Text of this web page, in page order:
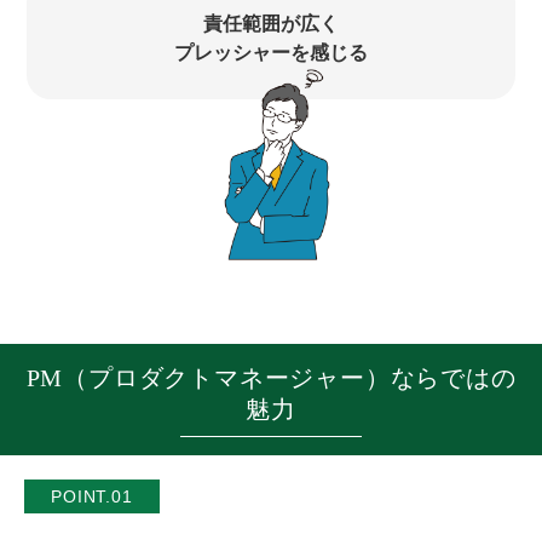
責任範囲が広く
プレッシャーを感じる
PM（プロダクトマネージャー）ならではの
魅力
POINT.01